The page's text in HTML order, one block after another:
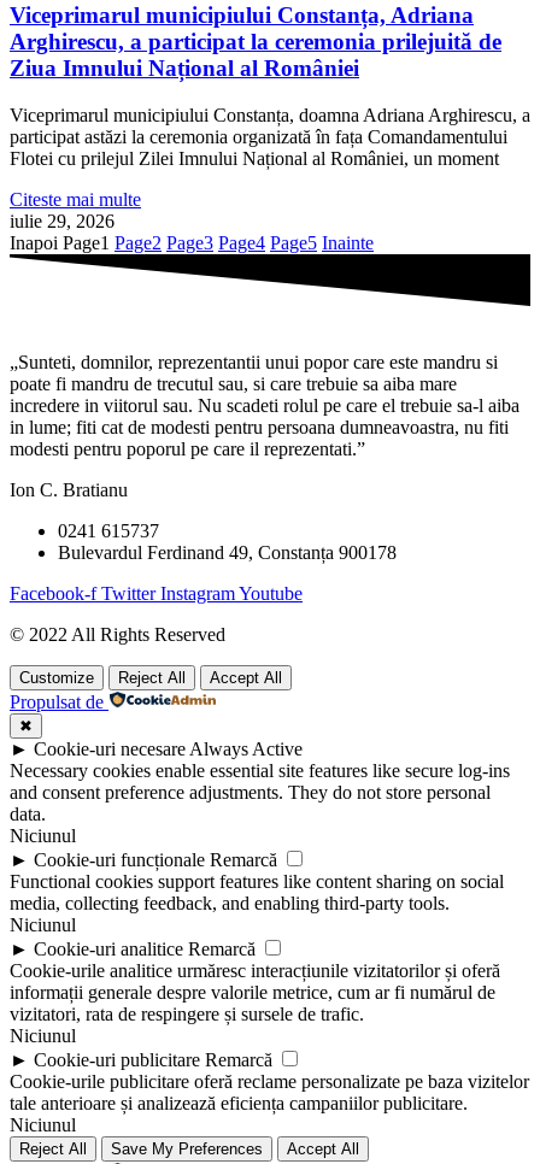
Viceprimarul municipiului Constanța, Adriana
Arghirescu, a participat la ceremonia prilejuită de
Ziua Imnului Național al României
Viceprimarul municipiului Constanța, doamna Adriana Arghirescu, a
participat astăzi la ceremonia organizată în fața Comandamentului
Flotei cu prilejul Zilei Imnului Național al României, un moment
Citeste mai multe
iulie 29, 2026
Inapoi Page1 Page2 Page3 Page4 Page5 Inainte
„Sunteti, domnilor, reprezentantii unui popor care este mandru si
poate fi mandru de trecutul sau, si care trebuie sa aiba mare
incredere in viitorul sau. Nu scadeti rolul pe care el trebuie sa-l aiba
in lume; fiti cat de modesti pentru persoana dumneavoastra, nu fiti
modesti pentru poporul pe care il reprezentati.”
Ion C. Bratianu
0241 615737
Bulevardul Ferdinand 49, Constanța 900178
Facebook-f Twitter InstagramYoutube
© 2022 All Rights Reserved
Customize Reject All Accept All
Propulsat de
✖
► Cookie-uri necesare Always Active
Necessary cookies enable essential site features like secure log-ins
and consent preference adjustments. They do not store personal
data.
Niciunul
► Cookie-uri funcționale Remarcă
Functional cookies support features like content sharing on social
media, collecting feedback, and enabling third-party tools.
Niciunul
► Cookie-uri analitice Remarcă
Cookie-urile analitice urmăresc interacțiunile vizitatorilor și oferă
informații generale despre valorile metrice, cum ar fi numărul de
vizitatori, rata de respingere și sursele de trafic.
Niciunul
► Cookie-uri publicitare Remarcă
Cookie-urile publicitare oferă reclame personalizate pe baza vizitelor
tale anterioare și analizează eficiența campaniilor publicitare.
Niciunul
Reject All Save My Preferences Accept All